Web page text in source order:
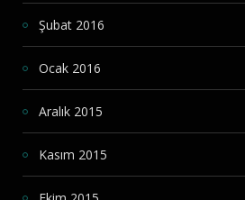
Şubat 2016
Ocak 2016
Aralık 2015
Kasım 2015